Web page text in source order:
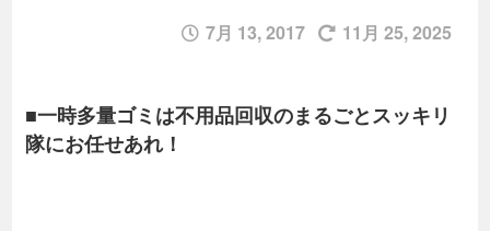
7月 13, 2017 11月 25, 2025
■一時多量ゴミは不用品回収のまるごとスッキリ
隊にお任せあれ！